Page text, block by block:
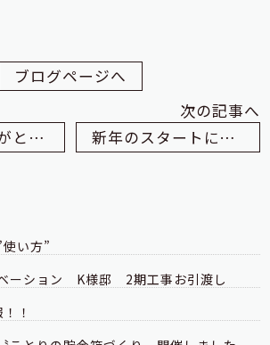
ブログページへ
2025年もありがとうございました
次の記事へ
新年のスタートに、箱根駅伝の応援へ
い方”
ーション K様邸 2期工事お引渡し
！